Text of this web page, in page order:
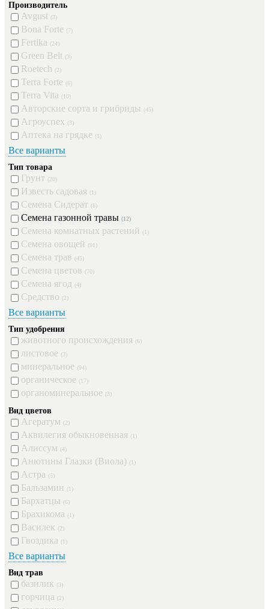
Производитель
Avgust (3)
Bona Forte (7)
Fertika (24)
Green Belt (3)
Roetech (2)
Terra Forte (6)
Terra Vita (10)
Авторские сорта и грибриды (45)
Агроуспех (3)
Аптека на грядке (1)
Все варианты
Тип товара
Грунт (20)
Известь садовая (1)
Семена Сидерат (8)
Семена газонной травы (12)
Семена комнатных растений (1)
Семена овощей (91)
Семена трав (45)
Семена цветов (70)
Семена ягод (4)
Средство (2)
Все варианты
Тип удобрения
животного происхождения (6)
листовое (3)
минеральное (94)
органическое (17)
органоминеральное (3)
Вид цветов
Агератум (2)
Аквилегия обыкновенная (1)
Алиссум (4)
Анютины Глазки (Виола) (1)
Астра (5)
Бальзамин (1)
Бархатцы (6)
Брахикома (1)
Василек (2)
Гвоздика (1)
Все варианты
Вид трав
базилик (3)
горчица (2)